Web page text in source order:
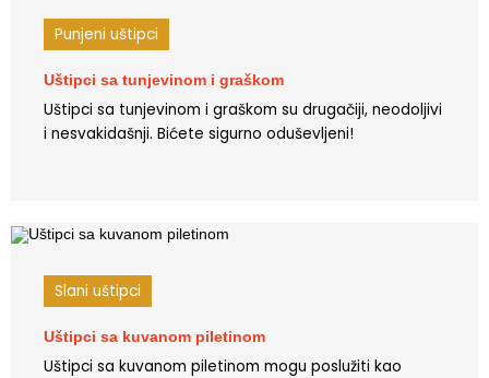
Punjeni uštipci
Uštipci sa tunjevinom i graškom
Uštipci sa tunjevinom i graškom su drugačiji, neodoljivi
i nesvakidašnji. Bićete sigurno oduševljeni!
Slani uštipci
Uštipci sa kuvanom piletinom
Uštipci sa kuvanom piletinom mogu poslužiti kao